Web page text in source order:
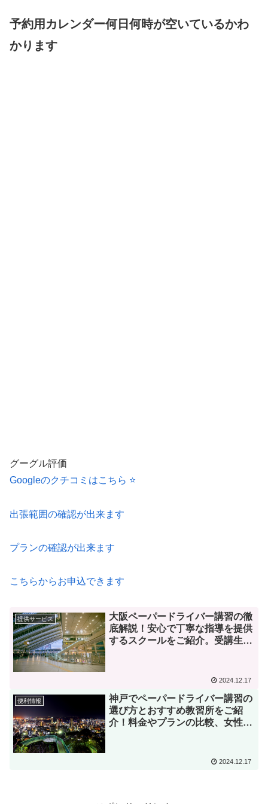
予約用カレンダー何日何時が空いているかわ
かります
グーグル評価
Googleのクチコミはこちら ⭐️
出張範囲の確認が出来ます
プランの確認が出来ます
こちらからお申込できます
提供サービス
大阪ペーパードライバー講習の徹
底解説！安心で丁寧な指導を提供
するスクールをご紹介。受講生の
2024.12.17
便利情報
神戸でペーパードライバー講習の
選び方とおすすめ教習所をご紹
介！料金やプランの比較、女性に
運転技術を習得しましょう。2024.12.17